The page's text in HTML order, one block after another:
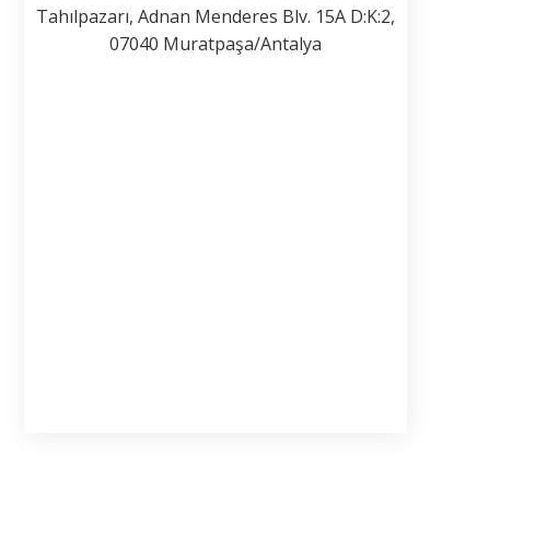
Tahılpazarı, Adnan Menderes Blv. 15A D:K:2,
07040 Muratpaşa/Antalya